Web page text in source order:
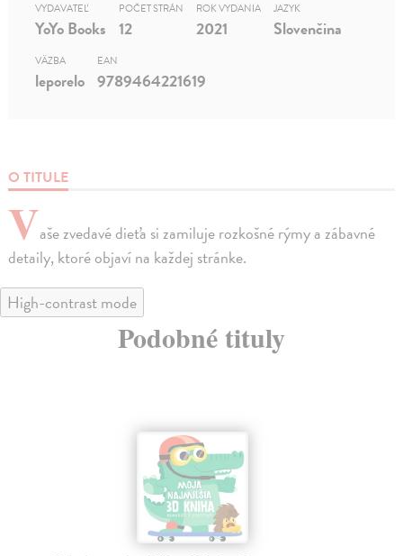
O TITULE
Vaše zvedavé dieťa si zamiluje rozkošné rýmy a zábavné
detaily, ktoré objaví na každej stránke.
VYDAVATEĽ
YoYo Books
POČET STRÁN
12
ROK VYDANIA
2021
JAZYK
Slovenčina
VÄZBA
leporelo
EAN
9789464221619
High-contrast mode
Podobné tituly